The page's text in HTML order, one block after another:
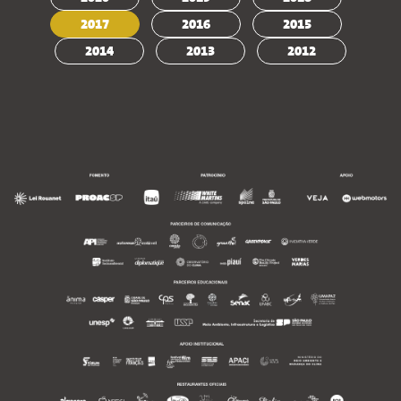
2017 2016 2015
2014 2013 2012